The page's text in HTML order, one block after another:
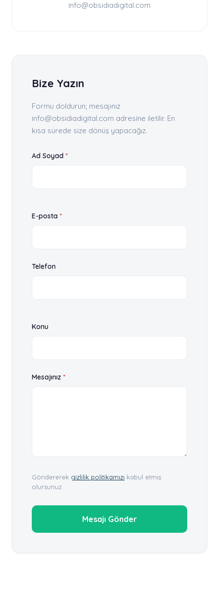
info@obsidiadigital.com
Bize Yazın
Formu doldurun; mesajınız
info@obsidiadigital.com adresine iletilir. En
kısa sürede size dönüş yapacağız.
Ad Soyad *
E-posta *
Telefon
Konu
Mesajınız *
Göndererek gizlilik politikamızı kabul etmiş
olursunuz.
Mesajı Gönder